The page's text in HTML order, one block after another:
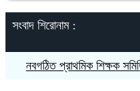
সংবাদ শিরোনাম :
নবগঠিত প্রাথমিক শিক্ষক সমিতির